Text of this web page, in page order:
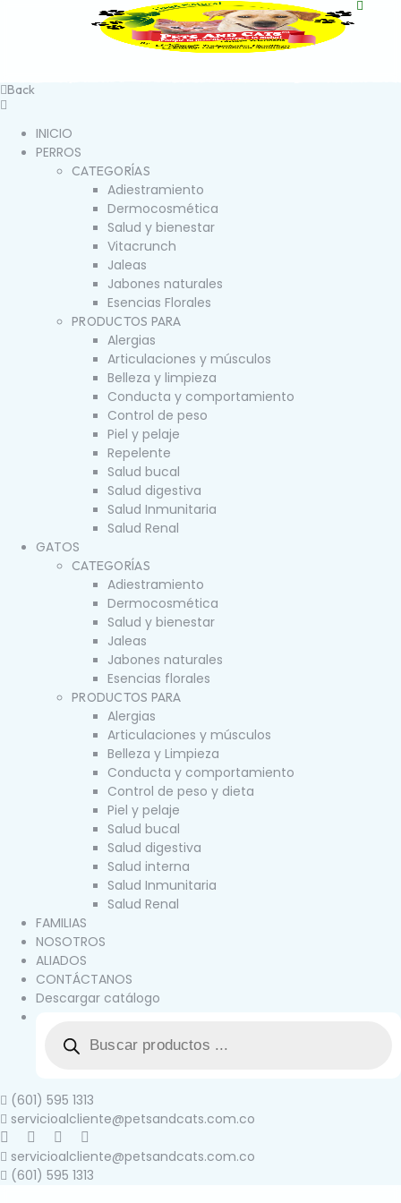
Back
INICIO
PERROS
CATEGORÍAS
Adiestramiento
Dermocosmética
Salud y bienestar
Vitacrunch
Jaleas
Jabones naturales
Esencias Florales
PRODUCTOS PARA
Alergias
Articulaciones y músculos
Belleza y limpieza
Conducta y comportamiento
Control de peso
Piel y pelaje
Repelente
Salud bucal
Salud digestiva
Salud Inmunitaria
Salud Renal
GATOS
CATEGORÍAS
Adiestramiento
Dermocosmética
Salud y bienestar
Jaleas
Jabones naturales
Esencias florales
PRODUCTOS PARA
Alergias
Articulaciones y músculos
Belleza y Limpieza
Conducta y comportamiento
Control de peso y dieta
Piel y pelaje
Salud bucal
Salud digestiva
Salud interna
Salud Inmunitaria
Salud Renal
FAMILIAS
NOSOTROS
ALIADOS
CONTÁCTANOS
Descargar catálogo
(601) 595 1313
servicioalcliente@petsandcats.com.co
servicioalcliente@petsandcats.com.co
(601) 595 1313